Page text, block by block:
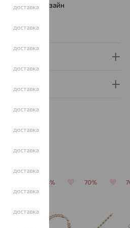
Европейский дизайн
64% 70%
доставка
доставка
доставка
доставка
доставка
доставка
доставка
доставка
доставка
доставка
доставка